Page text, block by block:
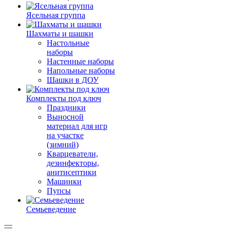
Ясельная группа
Шахматы и шашки
Настольные
наборы
Настенные наборы
Напольные наборы
Шашки в ДОУ
Комплекты под ключ
Праздники
Выносной
материал для игр
на участке
(зимний)
Кварцеватели,
дезинфекторы,
анитисептики
Машинки
Пупсы
Семьеведение